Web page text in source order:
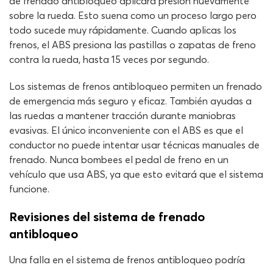
sobre la rueda. Esto suena como un proceso largo pero
todo sucede muy rápidamente. Cuando aplicas los
frenos, el ABS presiona las pastillas o zapatas de freno
contra la rueda, hasta 15 veces por segundo.
Los sistemas de frenos antibloqueo permiten un frenado
de emergencia más seguro y eficaz. También ayudas a
las ruedas a mantener tracción durante maniobras
evasivas. El único inconveniente con el ABS es que el
conductor no puede intentar usar técnicas manuales de
frenado. Nunca bombees el pedal de freno en un
vehículo que usa ABS, ya que esto evitará que el sistema
funcione.
Revisiones del sistema de frenado
antibloqueo
Una falla en el sistema de frenos antibloqueo podría